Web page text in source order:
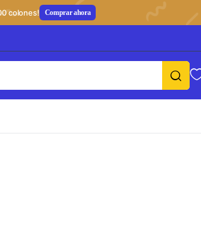
colones! Comprar ahora